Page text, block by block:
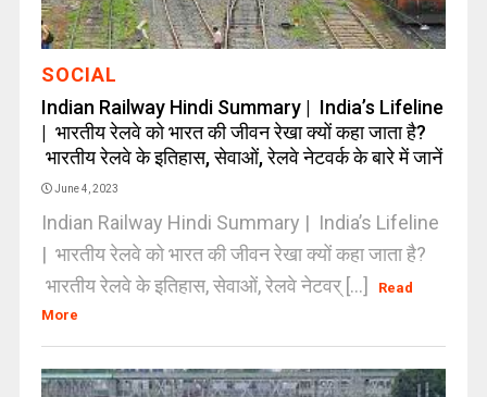
SOCIAL
Indian Railway Hindi Summary | India’s Lifeline
| भारतीय रेलवे को भारत की जीवन रेखा क्यों कहा जाता है?
भारतीय रेलवे के इतिहास, सेवाओं, रेलवे नेटवर्क के बारे में जानें
June 4, 2023
Indian Railway Hindi Summary | India’s Lifeline
| भारतीय रेलवे को भारत की जीवन रेखा क्यों कहा जाता है?
भारतीय रेलवे के इतिहास, सेवाओं, रेलवे नेटवर् [...]
Read
More